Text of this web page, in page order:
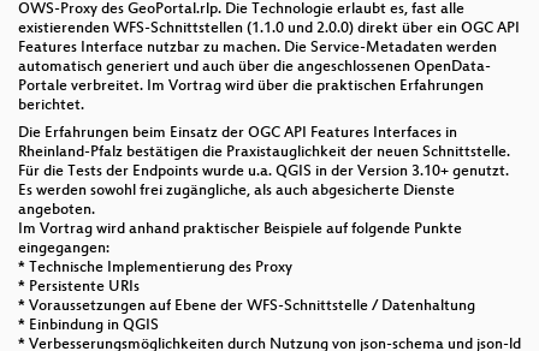
OWS-Proxy des GeoPortal.rlp. Die Technologie erlaubt es, fast alle
existierenden WFS-Schnittstellen (1.1.0 und 2.0.0) direkt über ein OGC API
Features Interface nutzbar zu machen. Die Service-Metadaten werden
automatisch generiert und auch über die angeschlossenen OpenData-
Portale verbreitet. Im Vortrag wird über die praktischen Erfahrungen
berichtet.
Die Erfahrungen beim Einsatz der OGC API Features Interfaces in
Rheinland-Pfalz bestätigen die Praxistauglichkeit der neuen Schnittstelle.
Für die Tests der Endpoints wurde u.a. QGIS in der Version 3.10+ genutzt.
Es werden sowohl frei zugängliche, als auch abgesicherte Dienste
angeboten.
Im Vortrag wird anhand praktischer Beispiele auf folgende Punkte
eingegangen:
* Technische Implementierung des Proxy
* Persistente URIs
* Voraussetzungen auf Ebene der WFS-Schnittstelle / Datenhaltung
* Einbindung in QGIS
* Verbesserungsmöglichkeiten durch Nutzung von json-schema und json-ld